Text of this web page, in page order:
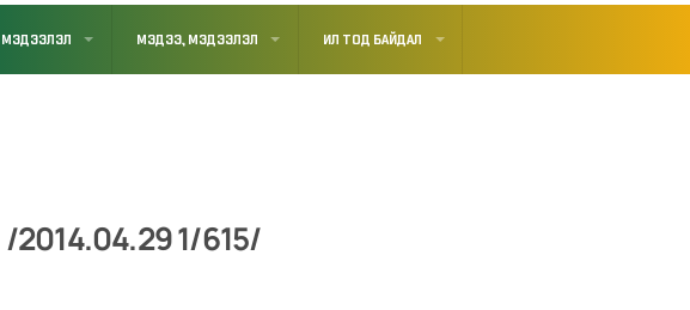
МЭДЭЭ, МЭДЭЭЛЭЛ ИЛ ТОД БАЙДАЛ
2014.04.29 1/615/